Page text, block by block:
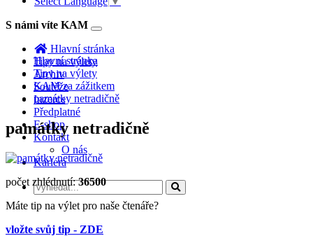
S námi víte KAM
Toggle
navigation
Hlavní stránka
Tipy na výlety
Archiv
Soutěže
Inzerce
Předplatné
E-shop
Kontakt
O nás
Kariéra
Hlavní stránka
Tipy na výlety
KAM za zážitkem
památky netradičně
památky netradičně
počet zhlédnutí:36500
Máte tip na výlet pro naše čtenáře?
vložte svůj tip - ZDE